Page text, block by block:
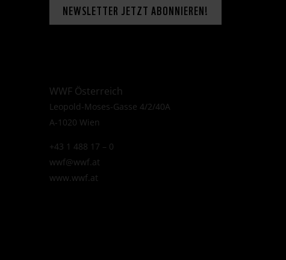
NEWSLETTER JETZT ABONNIEREN!
WWF Österreich
Leopold-Moses-Gasse 4/2/40A
A-1020 Wien
+43 1 488 17 – 0
wwf@wwf.at
www.wwf.at